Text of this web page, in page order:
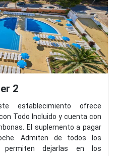
2
establecimiento ofrece
Todo Incluido y cuenta con
El suplemento a pagar
Admiten de todos los
dejarlas en los